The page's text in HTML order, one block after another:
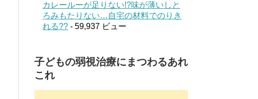
カレールーが足りない!?味が薄いしと
ろみもたりない…自宅の材料でのりき
れる?? - 59,937 ビュー
子どもの弱視治療にまつわるあれ
これ